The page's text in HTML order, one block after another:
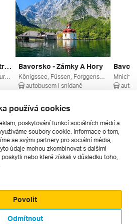
Francie – Alsasko A Lotrinsko Bavorsko - Zámky A Hory
autobusem | snídaně
9 143 Kč
Všechny
používá cookies
poskytování funkcí sociálních médií a
soubory cookie. Informace o tom,
se svými partnery pro sociální média,
údaje mohou zkombinovat s dalšími
nebo které získali v důsledku toho,
Odmítnout
Povolit